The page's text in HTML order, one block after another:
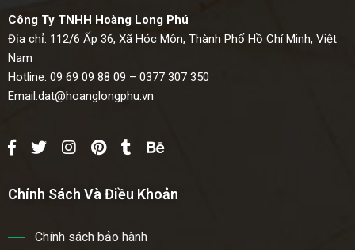
Công Ty TNHH Hoàng Long Phú
Địa chỉ: 112/6 Ấp 36, Xã Hóc Môn, Thành Phố Hồ Chí Minh, Việt
Nam
Hotline: 09 69 09 88 09 – 0377 307 350
Email:dat@hoanglongphu.vn
Chính Sách Và Điều Khoản
Chính sách bảo hành